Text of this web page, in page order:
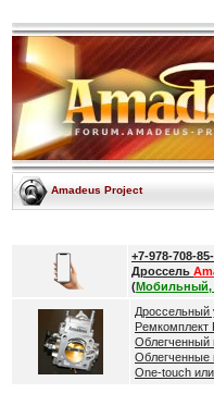
Amadeus Project
+7-978-708-
Дроссель
(Мобильный,
Дроссельный
Ремкомплект
Облегченный
Облегченные
One-touch или